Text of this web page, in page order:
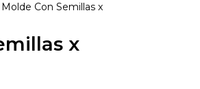
Con Semillas x
x